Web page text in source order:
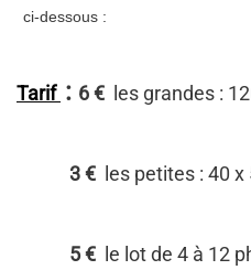
ci-dessous :
Tarif : 6 € les grandes :
3 € les petites : 40 x
5 € le lot de 4 à 12